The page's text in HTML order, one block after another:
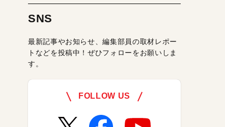
SNS
最新記事やお知らせ、編集部員の取材レポー
トなどを投稿中！ぜひフォローをお願いしま
す。
FOLLOW US